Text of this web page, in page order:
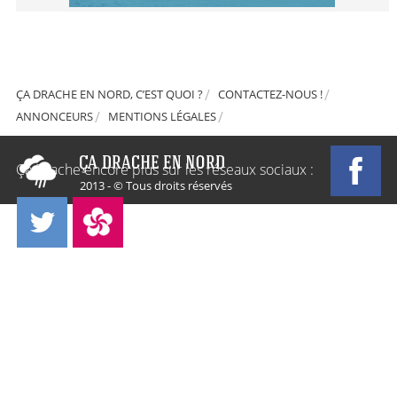
ÇA DRACHE EN NORD, C’EST QUOI ?
CONTACTEZ-NOUS !
ANNONCEURS
MENTIONS LÉGALES
2013 - © Tous droits réservés
Ça Drache encore plus sur les réseaux sociaux :